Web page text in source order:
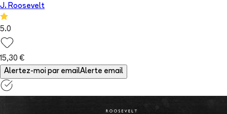
J. Roosevelt
5.0
15,30 €
Alertez-moi par emailAlerte email